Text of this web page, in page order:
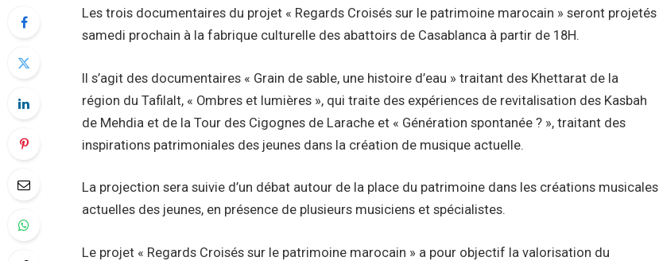
Les trois documentaires du projet « Regards Croisés sur le patrimoine marocain » seront projetés
samedi prochain à la fabrique culturelle des abattoirs de Casablanca à partir de 18H.
Il s’agit des documentaires « Grain de sable, une histoire d’eau » traitant des Khettarat de la
région du Tafilalt, « Ombres et lumières », qui traite des expériences de revitalisation des Kasbah
de Mehdia et de la Tour des Cigognes de Larache et « Génération spontanée ? », traitant des
inspirations patrimoniales des jeunes dans la création de musique actuelle.
La projection sera suivie d’un débat autour de la place du patrimoine dans les créations musicales
actuelles des jeunes, en présence de plusieurs musiciens et spécialistes.
Le projet « Regards Croisés sur le patrimoine marocain » a pour objectif la valorisation du